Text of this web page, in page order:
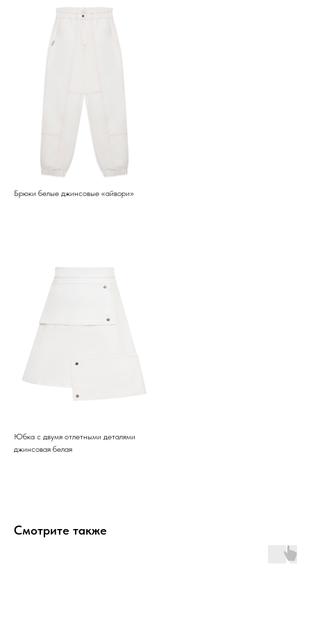
Брюки белые джинсовые «айвори»
Юбка с двумя отлетными деталями
джинсовая белая
Смотрите также